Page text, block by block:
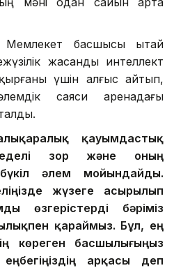
басшысы Қытай
жасанды интеллект
үшін алғыс айтып,
саяси аренадағы
қауымдастық
зор және оның
бүкіл әлем мойындайды.
жүзеге асырылып
өзгерістерді бәріміз
қараймыз. Бұл, ең
көреген басшылығыңыз
арқасы деп